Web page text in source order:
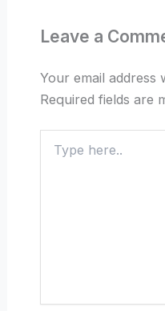
Leave a
Your email address
Required fields are
here..